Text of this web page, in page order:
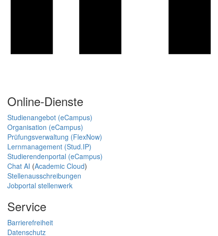
Online-Dienste
Studienangebot (eCampus)
Organisation (eCampus)
Prüfungsverwaltung (FlexNow)
Lernmanagement (Stud.IP)
Studierendenportal (eCampus)
Chat AI (Academic Cloud)
Stellenausschreibungen
Jobportal stellenwerk
Service
Barrierefreiheit
Datenschutz